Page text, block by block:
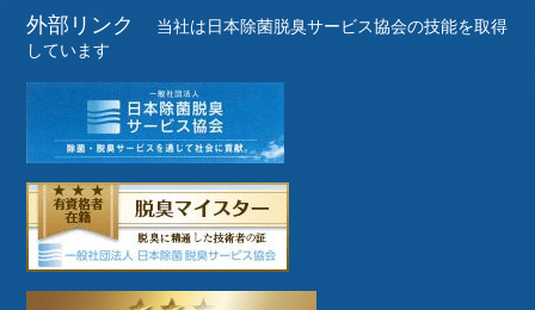
外部リンク
当社は日本除菌脱臭サービス協会の技能を取得
しています